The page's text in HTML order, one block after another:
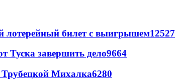
лотерейный билет с выигрышем12527
Туска завершить дело9664
Трубецкой Михалка6280